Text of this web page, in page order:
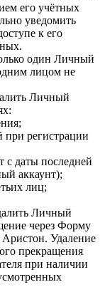
его учётных
уведомить
к его
один Личный
лицом не
Личный
при регистрации
с даты последней
аккаунт);
лиц;
Личный
через Форму
Аристон. Удаление
прекращения
при наличии